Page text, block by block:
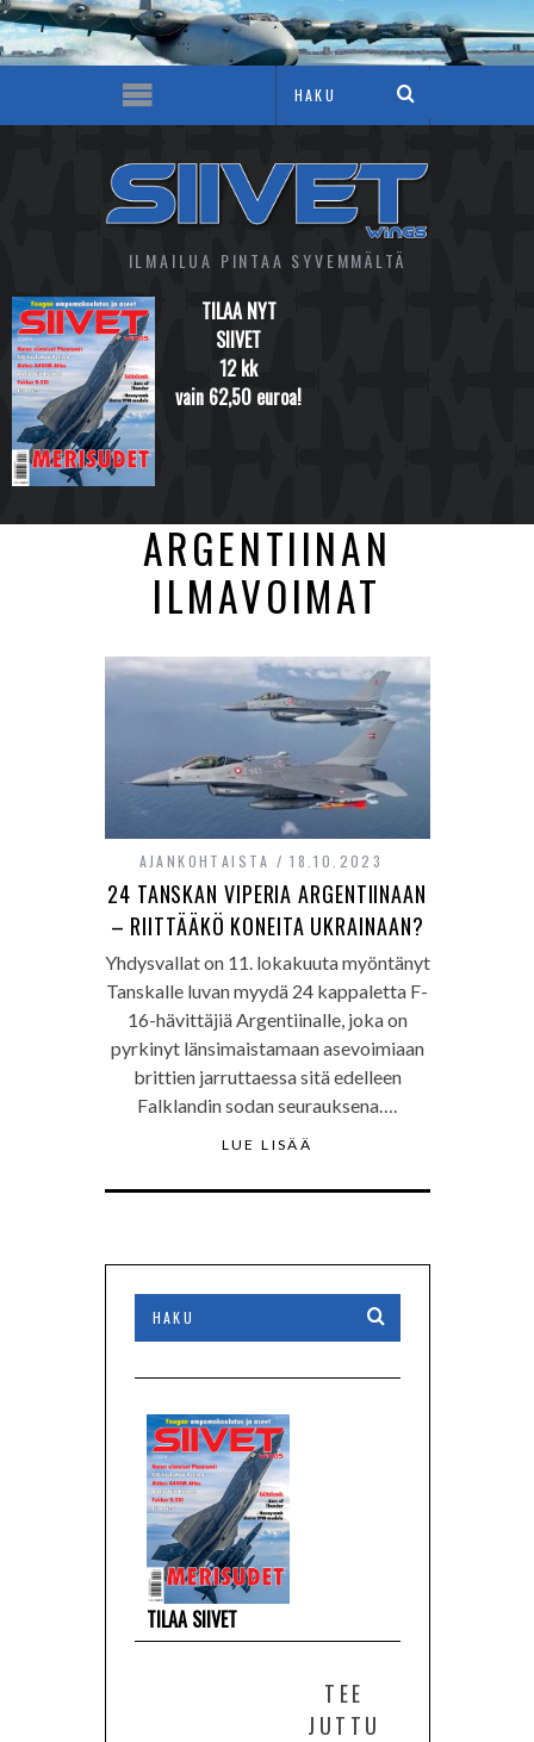
ILMAILUA PINTAA SYVEMMÄLTÄ
TILAA NYT
SIIVET
12 kk
vain 62,50 euroa!
ARGENTIINAN
ILMAVOIMAT
AJANKOHTAISTA 18.10.2023
24 TANSKAN VIPERIA ARGENTIINAAN
– RIITTÄÄKÖ KONEITA UKRAINAAN?
Yhdysvallat on 11. lokakuuta myöntänyt
Tanskalle luvan myydä 24 kappaletta F-
16-hävittäjiä Argentiinalle, joka on
pyrkinyt länsimaistamaan asevoimiaan
brittien jarruttaessa sitä edelleen
Falklandin sodan seurauksena….
LUE LISÄÄ
TILAA SIIVET
TEE
JUTTU